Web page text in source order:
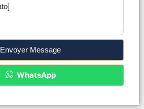
Envoyer Message
WhatsApp